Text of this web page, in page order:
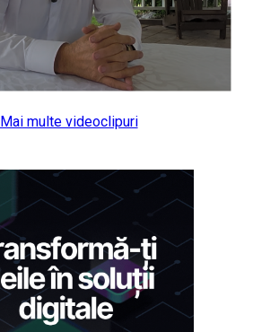
Mai multe videoclipuri